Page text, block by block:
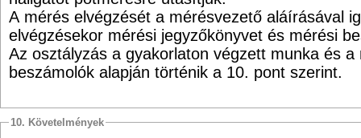
A mérés elvégzését a mérésvezető aláírásával
elvégzésekor mérési jegyzőkönyvet és mérési
Az osztályzás a gyakorlaton végzett munka és
beszámolók alapján történik a 10. pont szerint.
10. Követelmények